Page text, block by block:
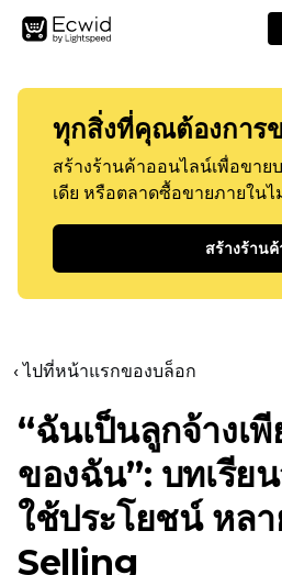
ทุกสิ่งที่คุณต้องการ
สร้างร้านค้าออนไลน์เพื่อขาย
เดีย หรือตลาดซื้อขายภายใน
สร้างร้านค้
‹ ไปที่หน้าแรกของบล็อก
“ฉันเป็นลูกจ้างเ
ของฉัน”: บทเรีย
ใช้ประโยชน์ หล
Selling